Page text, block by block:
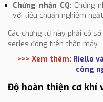
Chứng nhận CQ: Chứng
với tiêu chuẩn nghiêm
Các chứng từ này phải có
series đóng trên thân máy.
>>> Xem thêm: Riello
công
Độ hoàn thiện cơ khí